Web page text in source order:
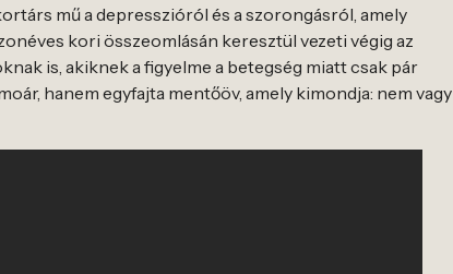
mű a depresszióról és a szorongásról, amely
kori összeomlásán keresztül vezeti végig az
is, akiknek a figyelme a betegség miatt csak pár
hanem egyfajta mentőöv, amely kimondja: nem vagy